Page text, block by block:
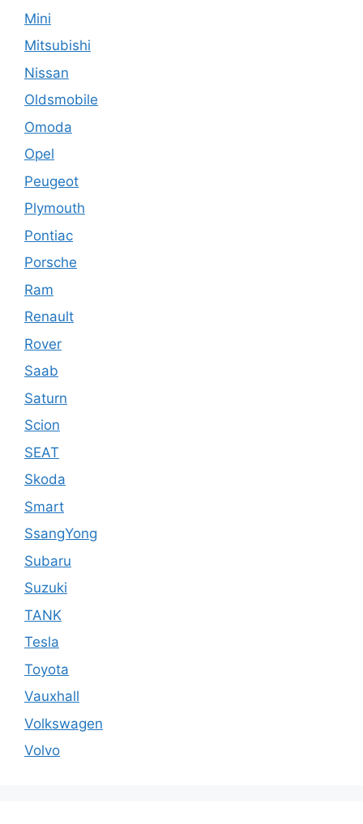
Mini
Mitsubishi
Nissan
Oldsmobile
Omoda
Opel
Peugeot
Plymouth
Pontiac
Porsche
Ram
Renault
Rover
Saab
Saturn
Scion
SEAT
Skoda
Smart
SsangYong
Subaru
Suzuki
TANK
Tesla
Toyota
Vauxhall
Volkswagen
Volvo